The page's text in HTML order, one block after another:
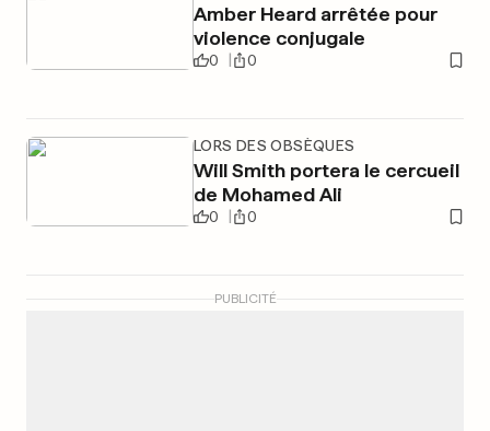
Amber Heard arrêtée pour
violence conjugale
0 0
LORS DES OBSÈQUES
Will Smith portera le cercueil
de Mohamed Ali
0 0
PUBLICITÉ